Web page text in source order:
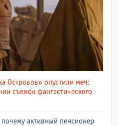
Островов» опустили меч:
съемок фантастического
почему активный пенсионер